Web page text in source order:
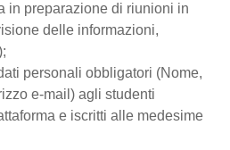
in preparazione di riunioni in
delle informazioni,
personali obbligatori (Nome,
e-mail) agli studenti
e iscritti alle medesime